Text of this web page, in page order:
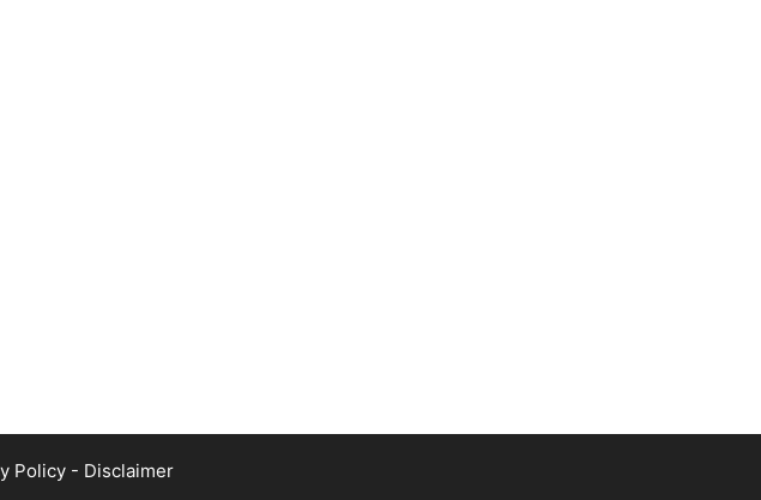
Policy - Disclaimer